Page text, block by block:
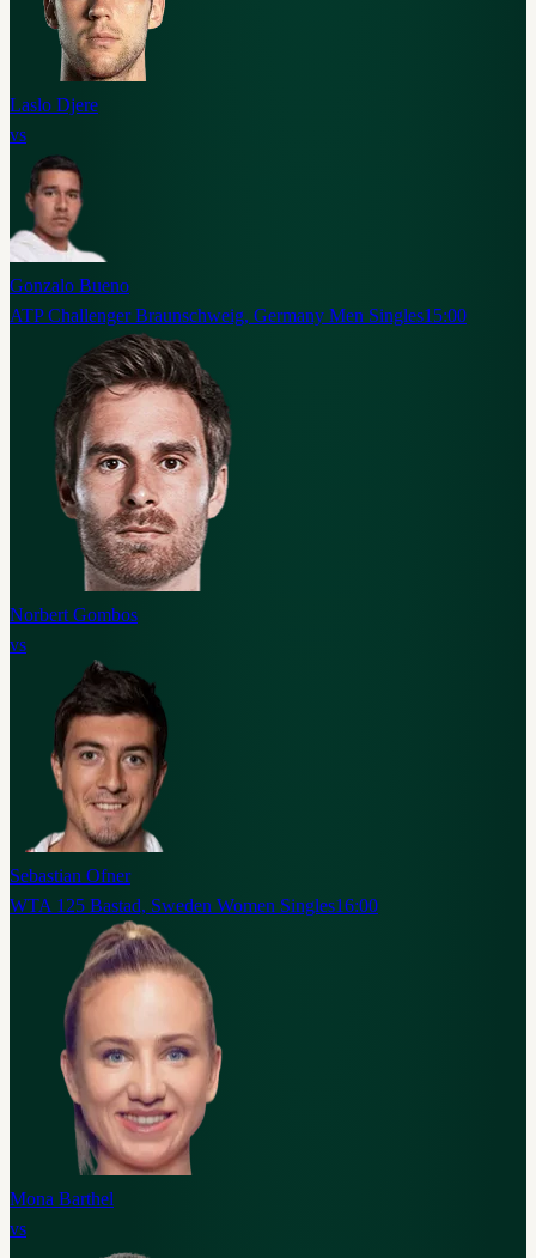
Laslo Djere
vs
Gonzalo Bueno
ATP Challenger Braunschweig, Germany Men Singles15:00
Norbert Gombos
vs
Sebastian Ofner
WTA 125 Bastad, Sweden Women Singles16:00
Mona Barthel
vs